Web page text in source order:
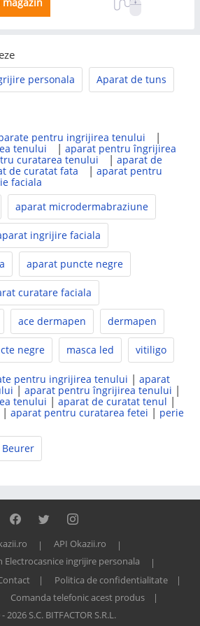
personala Aparat de tuns
pentru ingrijirea tenului |
tenului | aparat pentru îngrijirea
curatarea tenului | aparat de
de curatat fata | aparat pentru
faciala
aparat microdermabraziune
ingrijire faciala
aparat puncte negre
curatare faciala
ace dermapen dermapen
negre masca led vitiligo
pentru ingrijirea tenului | aparat
| aparat pentru îngrijirea tenului |
tenului | aparat de curatat tenul |
| aparat pentru curatarea fetei | perie
Beurer
API Okazii.ro
Electrocasnice ingrijire personala
Politica de confidentialitate
Comanda telefonic acest produs
2026 S.C. BITFACTOR S.R.L.